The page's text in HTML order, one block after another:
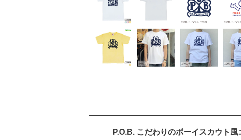
P.O.B. こだわりのボーイスカウト風